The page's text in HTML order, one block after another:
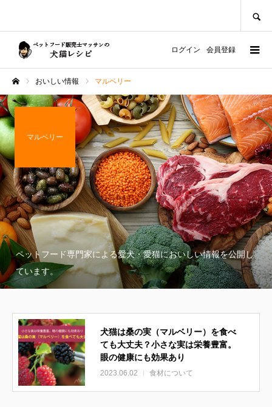
ログイン 会員登録
おいしい情報 マルベリー
マルベリー
ペットフード専門家による愛犬・愛猫においしい情報を公開し
ています。
犬猫は桑の実（マルベリー）を食べ
ても大丈夫？小さな実は栄養豊富。
眼の健康にも効果あり
2023.06.02 食材について